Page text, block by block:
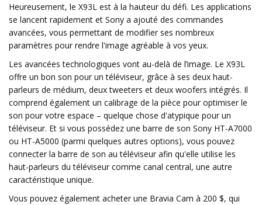
Heureusement, le X93L est à la hauteur du défi. Les applications
se lancent rapidement et Sony a ajouté des commandes
avancées, vous permettant de modifier ses nombreux
paramètres pour rendre l'image agréable à vos yeux.
Les avancées technologiques vont au-delà de l’image. Le X93L
offre un bon son pour un téléviseur, grâce à ses deux haut-
parleurs de médium, deux tweeters et deux woofers intégrés. Il
comprend également un calibrage de la pièce pour optimiser le
son pour votre espace – quelque chose d'atypique pour un
téléviseur. Et si vous possédez une barre de son Sony HT-A7000
ou HT-A5000 (parmi quelques autres options), vous pouvez
connecter la barre de son au téléviseur afin qu'elle utilise les
haut-parleurs du téléviseur comme canal central, une autre
caractéristique unique.
Vous pouvez également acheter une Bravia Cam à 200 $, qui